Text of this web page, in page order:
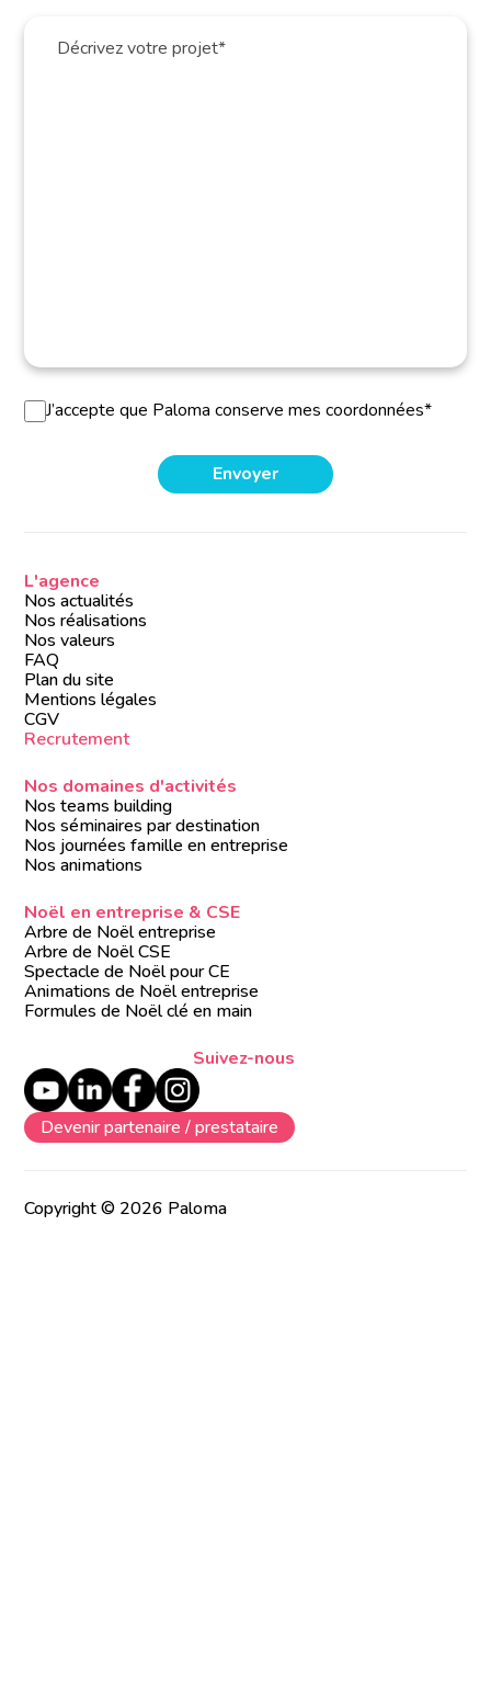
J’accepte que Paloma conserve mes coordonnées*
L'agence
Nos actualités
Nos réalisations
Nos valeurs
FAQ
Plan du site
Mentions légales
CGV
Recrutement
Nos domaines d'activités
Nos teams building
Nos séminaires par destination
Nos journées famille en entreprise
Nos animations
Noël en entreprise & CSE
Arbre de Noël entreprise
Arbre de Noël CSE
Spectacle de Noël pour CE
Animations de Noël entreprise
Formules de Noël clé en main
Suivez-nous
Devenir partenaire / prestataire
Copyright © 2026 Paloma